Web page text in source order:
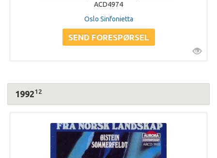
ACD4974
Oslo Sinfonietta
199212